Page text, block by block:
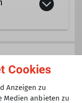
Cookies
Anzeigen zu
Medien anbieten zu